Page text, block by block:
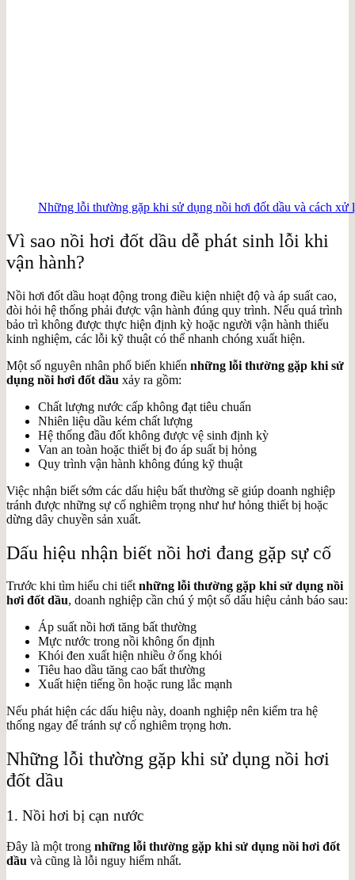
Những lỗi thường gặp khi sử dụng nồi hơi đốt dầu và cách xử
Vì sao nồi hơi đốt dầu dễ phát sinh lỗi khi
vận hành?
Nồi hơi đốt dầu hoạt động trong điều kiện nhiệt độ và áp suất cao,
đòi hỏi hệ thống phải được vận hành đúng quy trình. Nếu quá trình
bảo trì không được thực hiện định kỳ hoặc người vận hành thiếu
kinh nghiệm, các lỗi kỹ thuật có thể nhanh chóng xuất hiện.
Một số nguyên nhân phổ biến khiến những lỗi thường gặp khi sử
dụng nồi hơi đốt dầu xảy ra gồm:
Chất lượng nước cấp không đạt tiêu chuẩn
Nhiên liệu dầu kém chất lượng
Hệ thống đầu đốt không được vệ sinh định kỳ
Van an toàn hoặc thiết bị đo áp suất bị hỏng
Quy trình vận hành không đúng kỹ thuật
Việc nhận biết sớm các dấu hiệu bất thường sẽ giúp doanh nghiệp
tránh được những sự cố nghiêm trọng như hư hỏng thiết bị hoặc
dừng dây chuyền sản xuất.
Dấu hiệu nhận biết nồi hơi đang gặp sự cố
Trước khi tìm hiểu chi tiếtnhững lỗi thường gặp khi sử dụng nồi
hơi đốt dầu, doanh nghiệp cần chú ý một số dấu hiệu cảnh báo sau:
Áp suất nồi hơi tăng bất thường
Mực nước trong nồi không ổn định
Khói đen xuất hiện nhiều ở ống khói
Tiêu hao dầu tăng cao bất thường
Xuất hiện tiếng ồn hoặc rung lắc mạnh
Nếu phát hiện các dấu hiệu này, doanh nghiệp nên kiểm tra hệ
thống ngay để tránh sự cố nghiêm trọng hơn.
Những lỗi thường gặp khi sử dụng nồi hơi
đốt dầu
1. Nồi hơi bị cạn nước
Đây là một trong những lỗi thường gặp khi sử dụng nồi hơi đốt
dầu và cũng là lỗi nguy hiểm nhất.